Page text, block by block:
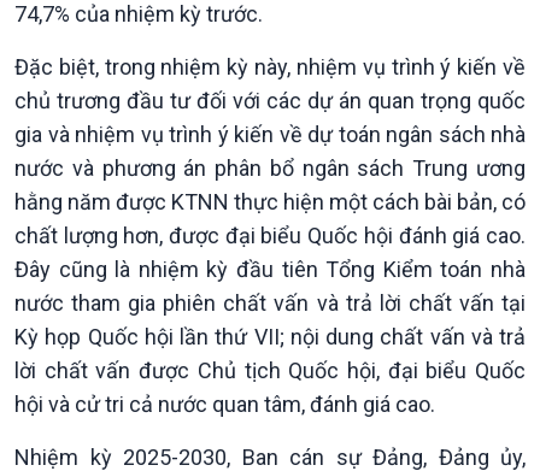
74,7% của nhiệm kỳ trước.
Đặc biệt, trong nhiệm kỳ này, nhiệm vụ trình ý kiến về
chủ trương đầu tư đối với các dự án quan trọng quốc
gia và nhiệm vụ trình ý kiến về dự toán ngân sách nhà
nước và phương án phân bổ ngân sách Trung ương
hằng năm được KTNN thực hiện một cách bài bản, có
chất lượng hơn, được đại biểu Quốc hội đánh giá cao.
Đây cũng là nhiệm kỳ đầu tiên Tổng Kiểm toán nhà
nước tham gia phiên chất vấn và trả lời chất vấn tại
Kỳ họp Quốc hội lần thứ VII; nội dung chất vấn và trả
lời chất vấn được Chủ tịch Quốc hội, đại biểu Quốc
hội và cử tri cả nước quan tâm, đánh giá cao.
Nhiệm kỳ 2025-2030, Ban cán sự Đảng, Đảng ủy,